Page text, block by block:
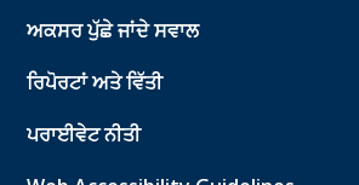
ਅਕਸਰ ਪੁੱਛੇ ਜਾਂਦੇ ਸਵਾਲ
ਰਿਪੋਰਟਾਂ ਅਤੇ ਵਿੱਤੀ
ਪਰਾਈਵੇਟ ਨੀਤੀ